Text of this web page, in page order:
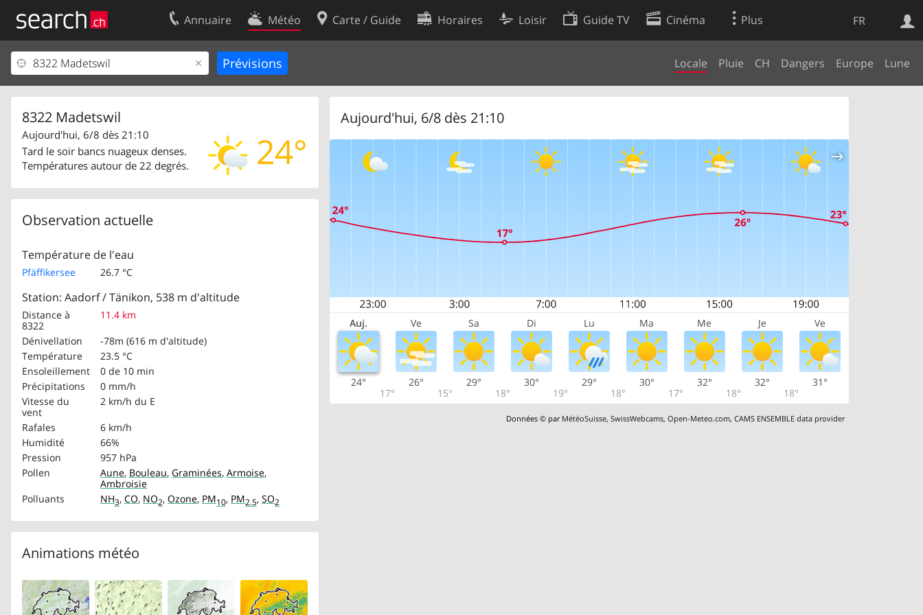
FR
Annuaire Météo Carte / Guide Horaires Loisir Guide TV Cinéma Plus
Locale Pluie CH Dangers Europe Lune
8322 Madetswil
24°
Aujourd'hui, 6/8 dès 21:10
Tard le soir bancs nuageux denses.
Températures autour de 22 degrés.
Observation actuelle
Température de l'eau
Pfäffikersee 26.7 °C
Station: Aadorf / Tänikon, 538 m d'altitude
Distance à
8322
11.4 km
Dénivellation
-78m (616 m d'altitude)
Température
23.5 °C
Ensoleillement
0 de 10 min
Précipitations
0 mm/h
Vitesse du
vent
2 km/h du E
Rafales
6 km/h
Humidité
66%
Pression
957 hPa
Pollen
Aune, Bouleau, Graminées, Armoise,
Ambroisie
Polluants
NH3, CO, NO2, Ozone, PM10, PM2.5, SO2
Animations météo
Aujourd'hui, 6/8 dès 21:10
Auj. Ve Sa Di Lu Ma Me Je Ve
24°
17°
26°
15°
29°
18°
30°
19°
29°
18°
30°
17°
32°
18°
32°
18°
31°
Données © par MétéoSuisse,SwissWebcams,Open-Meteo.com,CAMS ENSEMBLE data provider
Web
Votre inscription
Centre clients
Mentions Légales
Contact
Conditions d’utilisation
Préférences de cookies